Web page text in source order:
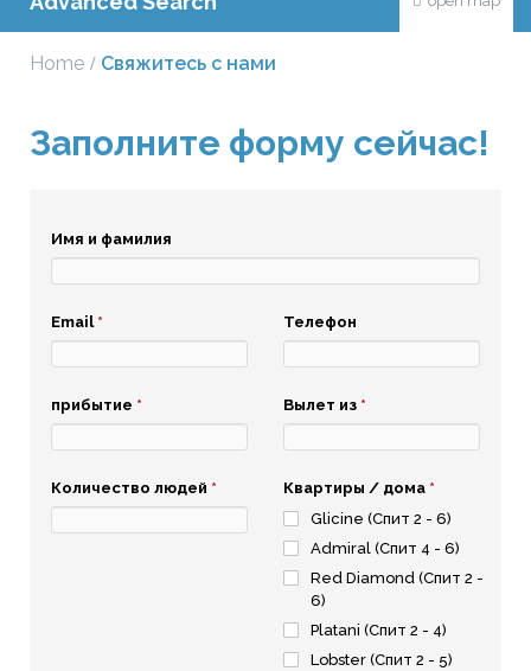
Home Свяжитесь с нами
Заполните форму сейчас!
Имя и фамилия
Email * Телефон
прибытие * Вылет из *
Количество людей * Квартиры / дома *
Glicine (Спит 2 - 6)
Admiral (Спит 4 - 6)
Red Diamond (Спит 2 -
6)
Platani (Спит 2 - 4)
Lobster (Спит 2 - 5)